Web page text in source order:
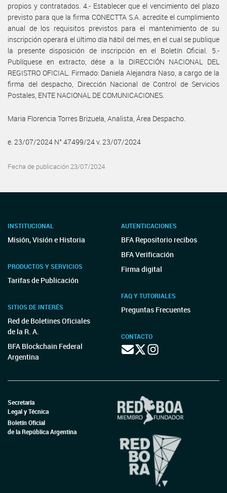
propios y contratados. 4.- Establecer que el vencimiento del plazo
previsto para que la firma CONECTTA S.A. acredite el cumplimiento
anual de los requisitos previstos para el mantenimiento de su
inscripción operará el último día hábil del mes, en el cual se publique
la presente disposición de inscripción en el Boletín Oficial. 5.-
Publíquese en extracto, dése a la DIRECCIÓN NACIONAL DEL
REGISTRO OFICIAL. Firmado: Daniela Alejandra Naso, a cargo de la
firma del despacho, Dirección Nacional de Control de Servicios
Postales, ENTE NACIONAL DE COMUNICACIONES.
Maria Florencia Torres Brizuela, Analista, Área Despacho.
e. 23/07/2024 N° 47499/24 v. 23/07/2024
Fecha de publicación 23/07/2024
INSTITUCIONAL
Misión, Visión e Historia
PRODUCTOS Y SERVICIOS
Tarifas de Publicación
SITIOS DE INTERÉS
Red de Boletines Oficiales
de la R. A.
BFA Blockchain Federal
Argentina
AUTENTICACIONES
BFA Repositorio recibos
BFA Verificación
Firma digital
FAQ Y TUTORIALES
Preguntas Frecuentes
CONTACTO
Secretaría
Legal y Técnica
Boletín Oficial
de la República Argentina